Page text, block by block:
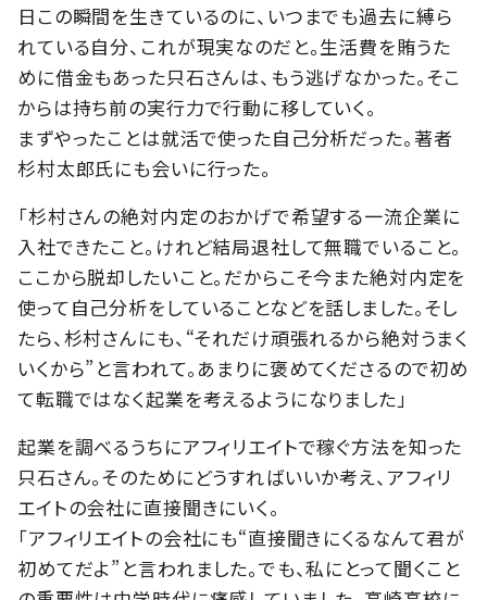
日この瞬間を生きているのに、いつまでも過去に縛ら
れている自分、これが現実なのだと。生活費を賄うた
めに借金もあった只石さんは、もう逃げなかった。そこ
からは持ち前の実行力で行動に移していく。
まずやったことは就活で使った自己分析だった。著者
杉村太郎氏にも会いに行った。
「杉村さんの絶対内定のおかげで希望する一流企業に
入社できたこと。けれど結局退社して無職でいること。
ここから脱却したいこと。だからこそ今また絶対内定を
使って自己分析をしていることなどを話しました。そし
たら、杉村さんにも、“それだけ頑張れるから絶対うまく
いくから”と言われて。あまりに褒めてくださるので初め
て転職ではなく起業を考えるようになりました」
起業を調べるうちにアフィリエイトで稼ぐ方法を知った
只石さん。そのためにどうすればいいか考え、アフィリ
エイトの会社に直接聞きにいく。
「アフィリエイトの会社にも“直接聞きにくるなんて君が
初めてだよ”と言われました。でも、私にとって聞くこと